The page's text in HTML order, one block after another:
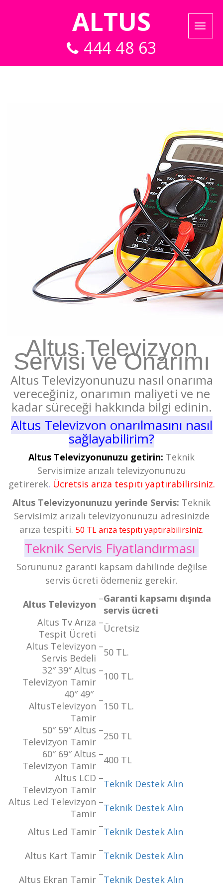
ALTUS
444 48 63
Altus Televizyon
Servisi ve Onarımı
Altus Televizyonunuzu nasıl onarıma
vereceğiniz, onarımın maliyeti ve ne
kadar süreceği hakkında bilgi edinin.
Altus Televizyon onarılmasını nasıl
sağlayabilirim?
Altus Televizyonunuzu getirin: Teknik
Servisimize arızalı televizyonunuzu
getirerek. Ücretsis arıza tespıtı yaptırabilirsiniz.
Altus Televizyonunuzu yerinde Servis: Teknik
Servisimiz arızalı televizyonunuzu adresinizde
arıza tespiti. 50 TL arıza tespıtı yaptırabilirsiniz.
Teknik Servis Fiyatlandırması
Sorununuz garanti kapsam dahilinde değilse
servis ücreti ödemeniz gerekir.
Altus Televizyon –Garanti kapsamı dışında
servis ücreti
Altus Tv Arıza
Tespit Ücreti
–Ücretsiz
Altus Televizyon
Servis Bedeli
–50 TL.
32″ 39″ Altus
Televizyon Tamir
–100 TL.
40″ 49″
AltusTelevizyon
Tamir
–150 TL.
50″ 59″ Altus
Televizyon Tamir
–250 TL
60″ 69″ Altus
Televizyon Tamir
–400 TL
Altus LCD
Televizyon Tamir
–Teknik Destek Alın
Altus Led Televizyon
Tamir
–Teknik Destek Alın
Altus Led Tamir –Teknik Destek Alın
Altus Kart Tamir –Teknik Destek Alın
Altus Ekran Tamir –Teknik Destek Alın